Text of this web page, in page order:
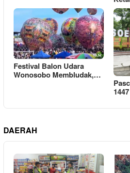
Festival Balon Udara
Wonosobo Membludak,…
DAERAH